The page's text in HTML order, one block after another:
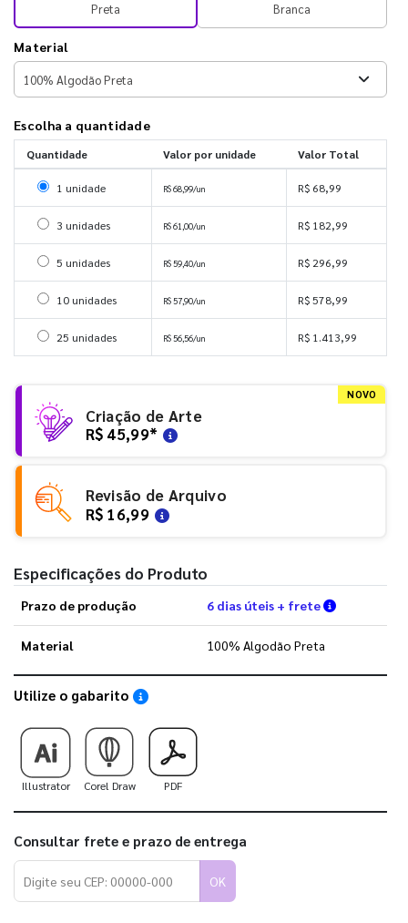
Preta Branca
Material
Escolha a quantidade
Quantidade Valor por unidade Valor Total
Selecionar 1 unidade
1 unidade R$ 68,99/un R$ 68,99
Selecionar 3 unidades
3 unidades R$ 61,00/un R$ 182,99
Selecionar 5 unidades
5 unidades R$ 59,40/un R$ 296,99
Selecionar 10 unidades
10 unidades R$ 57,90/un R$ 578,99
Selecionar 25 unidades
25 unidades R$ 56,56/un R$ 1.413,99
NOVO
Criação de Arte
R$ 45,99*
Revisão de Arquivo
R$ 16,99
Especificações do Produto
Prazo de produção 6 dias úteis + frete Verifique
Material 100% Algodão Preta
Utilize o gabarito Saiba como utilizar os nossos gabaritos
Illustrator Corel Draw PDF
Consultar frete e prazo de entrega
OK